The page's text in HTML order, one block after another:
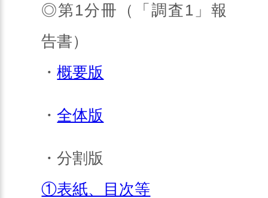
◎第1分冊（「調査1」報
告書）
・概要版
・全体版
・分割版
①表紙、目次等